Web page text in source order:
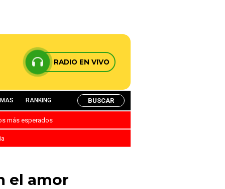
RADIO EN VIVO
RANKING BUSCAR
más esperados
el amor